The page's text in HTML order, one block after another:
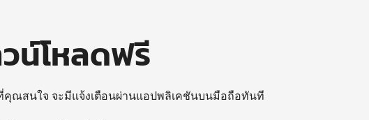
น์โหลดฟรี
คุณสนใจ จะมีแจ้งเตือนผ่านแอปพลิเคชันบนมือถือทันที